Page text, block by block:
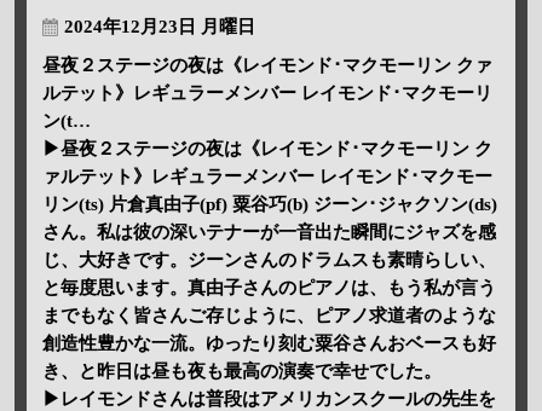
2024年12月23日 月曜日
昼夜２ステージの夜は《レイモンド･マクモーリン クァ
ルテット》レギュラーメンバー レイモンド･マクモーリ
ン(t…
▶昼夜２ステージの夜は《レイモンド･マクモーリン ク
ァルテット》レギュラーメンバー レイモンド･マクモー
リン(ts) 片倉真由子(pf) 粟谷巧(b) ジーン･ジャクソン(ds)
さん。私は彼の深いテナーが一音出た瞬間にジャズを感
じ、大好きです。ジーンさんのドラムスも素晴らしい、
と毎度思います。真由子さんのピアノは、もう私が言う
までもなく皆さんご存じように、ピアノ求道者のような
創造性豊かな一流。ゆったり刻む粟谷さんおベースも好
き、と昨日は昼も夜も最高の演奏で幸せでした。
▶レイモンドさんは普段はアメリカンスクールの先生を